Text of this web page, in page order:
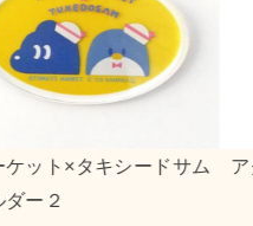
ｎｓｎ×ポチャッコ アク
２